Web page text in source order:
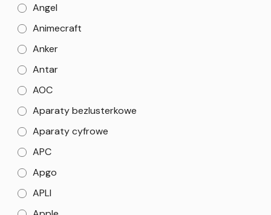
Angel
Animecraft
Anker
Antar
AOC
Aparaty bezlusterkowe
Aparaty cyfrowe
APC
Apgo
APLI